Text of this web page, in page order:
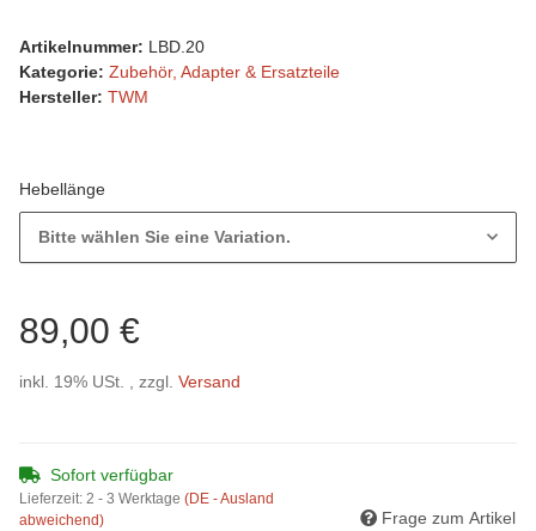
Artikelnummer: LBD.20
Kategorie: Zubehör, Adapter & Ersatzteile
Hersteller: TWM
Hebellänge
Bitte wählen Sie eine Variation.
89,00 €
inkl. 19% USt. , zzgl. Versand
Sofort verfügbar
Lieferzeit: 2 - 3 Werktage (DE - Ausland
abweichend)
Frage zum Artikel